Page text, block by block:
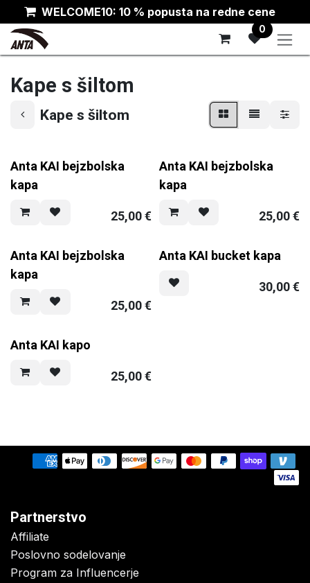
Skip to ContentWELCOME10: 10 % popusta na redne cene
0
Kape s šiltom
Kape s šiltom
Anta KAI bejzbolska
kapa
25,00€
Anta KAI bejzbolska
kapa
25,00€
Anta KAI bejzbolska
kapa
25,00€
Anta KAI bucket kapa
30,00€
Anta KAI kapo
25,00€
Partnerstvo
Affiliate
Poslovno sodelovanje
Program za Influencerje